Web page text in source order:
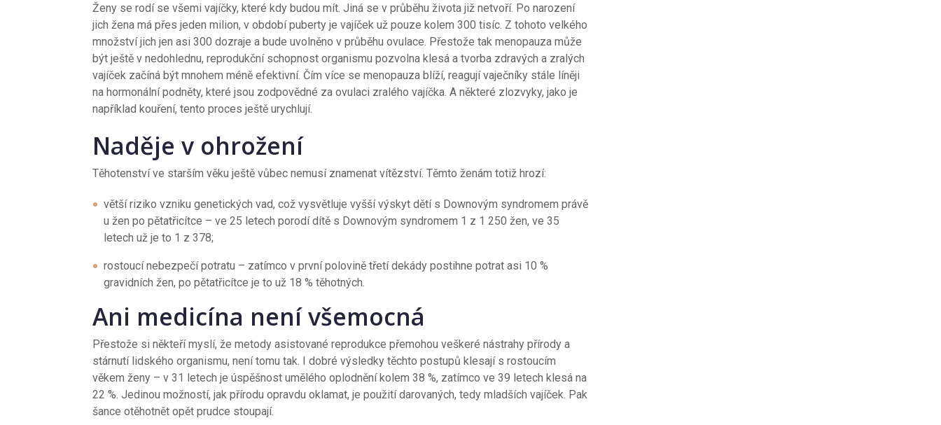
Ženy se rodí se všemi vajíčky, které kdy budou mít. Jiná se v průběhu života již netvoří. Po narození
jich žena má přes jeden milion, v období puberty je vajíček už pouze kolem 300 tisíc. Z tohoto velkého
množství jich jen asi 300 dozraje a bude uvolněno v průběhu ovulace. Přestože tak menopauza může
být ještě v nedohlednu, reprodukční schopnost organismu pozvolna klesá a tvorba zdravých a zralých
vajíček začíná být mnohem méně efektivní. Čím více se menopauza blíží, reagují vaječníky stále líněji
na hormonální podněty, které jsou zodpovědné za ovulaci zralého vajíčka. A některé zlozvyky, jako je
například kouření, tento proces ještě urychlují.
Naděje v ohrožení
Těhotenství ve starším věku ještě vůbec nemusí znamenat vítězství. Těmto ženám totiž hrozí:
větší riziko vzniku genetických vad, což vysvětluje vyšší výskyt dětí s Downovým syndromem právě
u žen po pětatřicítce – ve 25 letech porodí dítě s Downovým syndromem 1 z 1 250 žen, ve 35
letech už je to 1 z 378;
rostoucí nebezpečí potratu – zatímco v první polovině třetí dekády postihne potrat asi 10 %
gravidních žen, po pětatřicítce je to už 18 % těhotných.
Ani medicína není všemocná
Přestože si někteří myslí, že metody asistované reprodukce přemohou veškeré nástrahy přírody a
stárnutí lidského organismu, není tomu tak. I dobré výsledky těchto postupů klesají s rostoucím
věkem ženy – v 31 letech je úspěšnost umělého oplodnění kolem 38 %, zatímco ve 39 letech klesá na
22 %. Jedinou možností, jak přírodu opravdu oklamat, je použití darovaných, tedy mladších vajíček. Pak
šance otěhotnět opět prudce stoupají.